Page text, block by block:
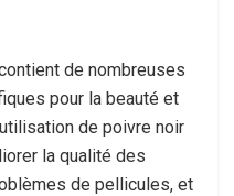
de nombreuses
pour la beauté et
de poivre noir
la qualité des
de pellicules, et